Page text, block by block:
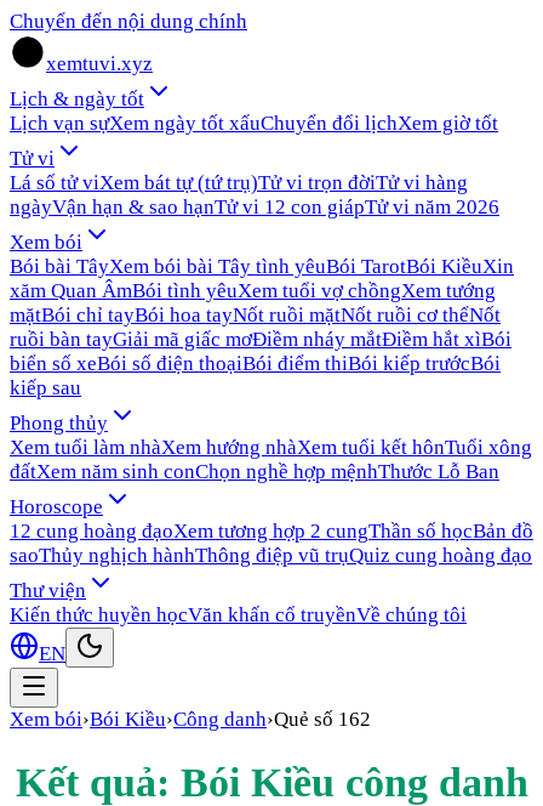
Chuyển đến nội dung chính
xemtuvi.xyz
Lịch & ngày tốt
Lịch vạn sựXem ngày tốt xấuChuyển đổi lịchXem giờ tốt
Tử vi
Lá số tử viXem bát tự (tứ trụ)Tử vi trọn đờiTử vi hàng
ngàyVận hạn & sao hạnTử vi 12 con giápTử vi năm 2026
Xem bói
Bói bài TâyXem bói bài Tây tình yêuBói TarotBói KiềuXin
xăm Quan ÂmBói tình yêuXem tuổi vợ chồngXem tướng
mặtBói chỉ tayBói hoa tayNốt ruồi mặtNốt ruồi cơ thểNốt
ruồi bàn tayGiải mã giấc mơĐiềm nháy mắtĐiềm hắt xìBói
biển số xeBói số điện thoạiBói điểm thiBói kiếp trướcBói
kiếp sau
Phong thủy
Xem tuổi làm nhàXem hướng nhàXem tuổi kết hônTuổi xông
đấtXem năm sinh conChọn nghề hợp mệnhThước Lỗ Ban
Horoscope
12 cung hoàng đạoXem tương hợp 2 cungThần số họcBản đồ
saoThủy nghịch hànhThông điệp vũ trụQuiz cung hoàng đạo
Thư viện
Kiến thức huyền họcVăn khấn cổ truyềnVề chúng tôi
EN
Xem bói›Bói Kiều›Công danh›Quẻ số 162
Kết quả: Bói Kiều công danh